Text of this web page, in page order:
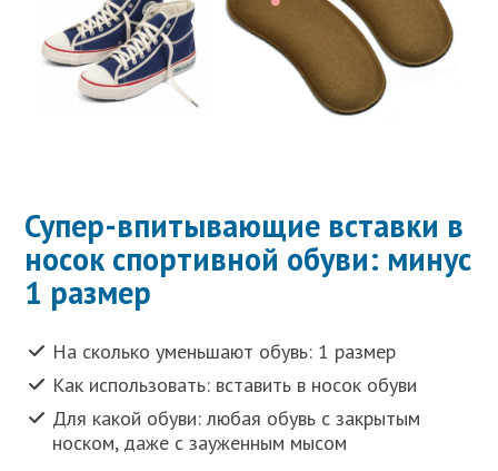
Супер-впитывающие вставки в
носок спортивной обуви: минус
1 размер
На сколько уменьшают обувь: 1 размер
Как использовать: вставить в носок обуви
Для какой обуви: любая обувь с закрытым
носком, даже с зауженным мысом